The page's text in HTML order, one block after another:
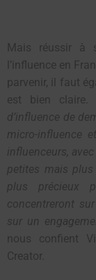
Mais réussir à
l’influence en
parvenir, il faut
est bien claire.
d’influence de
micro-influence
influenceurs,
petites mais
plus précieux
concentreront
sur un
nous confient
Creator.